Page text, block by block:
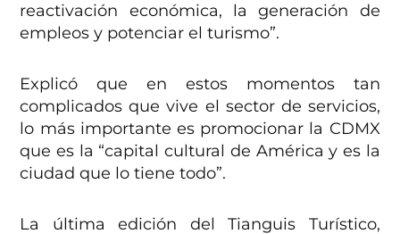
reactivación económica, la generación de
empleos y potenciar el turismo”.
Explicó que en estos momentos tan
complicados que vive el sector de servicios,
lo más importante es promocionar la CDMX
que es la “capital cultural de América y es la
ciudad que lo tiene todo”.
La última edición del Tianguis Turístico,